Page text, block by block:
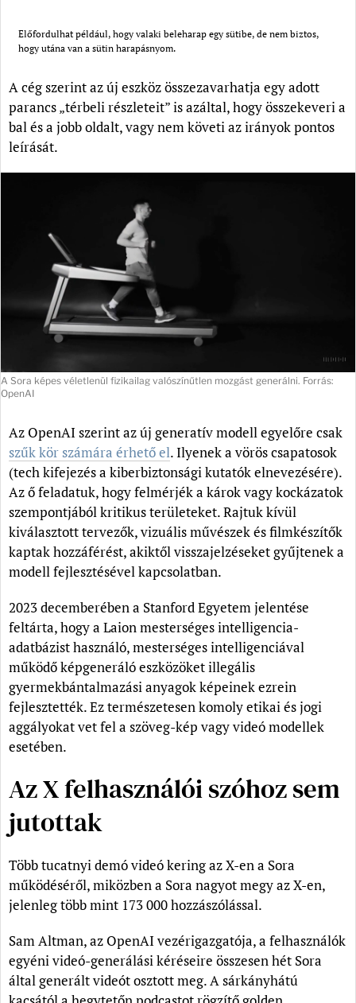
Előfordulhat például, hogy valaki beleharap egy sütibe, de nem biztos,
hogy utána van a sütin harapásnyom.
A cég szerint az új eszköz összezavarhatja egy adott
parancs „térbeli részleteit” is azáltal, hogy összekeveri a
bal és a jobb oldalt, vagy nem követi az irányok pontos
leírását.
A Sora képes véletlenül fizikailag valószínűtlen mozgást generálni. Forrás:
OpenAI
Az OpenAI szerint az új generatív modell egyelőre csak
szűk kör számára érhető el. Ilyenek a vörös csapatosok
(tech kifejezés a kiberbiztonsági kutatók elnevezésére).
Az ő feladatuk, hogy felmérjék a károk vagy kockázatok
szempontjából kritikus területeket. Rajtuk kívül
kiválasztott tervezők, vizuális művészek és filmkészítők
kaptak hozzáférést, akiktől visszajelzéseket gyűjtenek a
modell fejlesztésével kapcsolatban.
2023 decemberében a Stanford Egyetem jelentése
feltárta, hogy a Laion mesterséges intelligencia-
adatbázist használó, mesterséges intelligenciával
működő képgeneráló eszközöket illegális
gyermekbántalmazási anyagok képeinek ezrein
fejlesztették. Ez természetesen komoly etikai és jogi
aggályokat vet fel a szöveg-kép vagy videó modellek
esetében.
Az X felhasználói szóhoz sem
jutottak
Több tucatnyi demó videó kering az X-en a Sora
működéséről, miközben a Sora nagyot megy az X-en,
jelenleg több mint 173 000 hozzászólással.
Sam Altman, az OpenAI vezérigazgatója, a felhasználók
egyéni videó-generálási kéréseire összesen hét Sora
által generált videót osztott meg. A sárkányhátú